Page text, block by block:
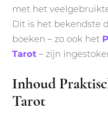
met het
Dit is het bekendste
boeken – zo ook het
Tarot – zijn
Inhoud
Tarot